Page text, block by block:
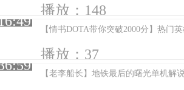
播放：148
【情书DOTA带你突破2000分】热门
播放：37
【老李船长】地铁最后的曙光单机解